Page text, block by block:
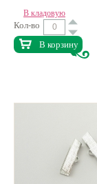
В кладовую
Кол-во
В корзину